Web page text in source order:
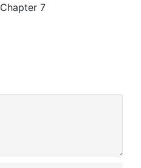
Chapter 7